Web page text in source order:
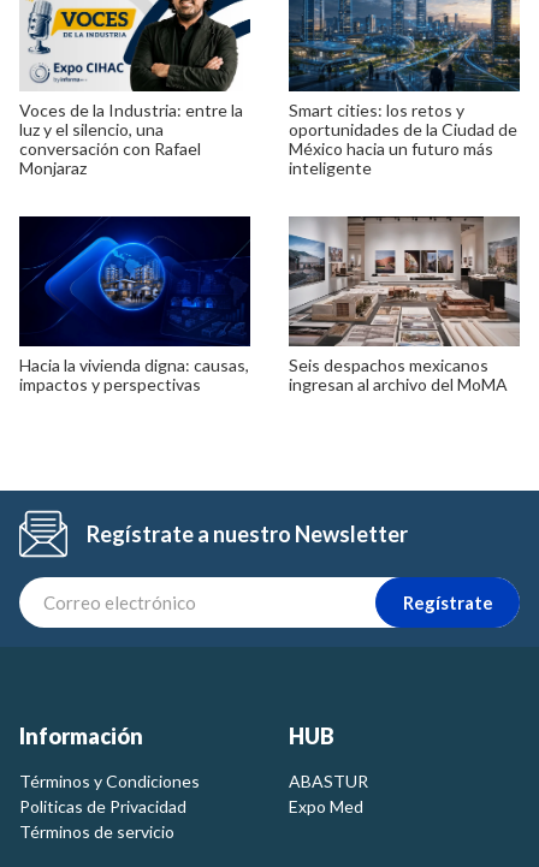
Voces de la Industria: entre la
luz y el silencio, una
conversación con Rafael
Monjaraz
Smart cities: los retos y
oportunidades de la Ciudad de
México hacia un futuro más
inteligente
Hacia la vivienda digna: causas,
impactos y perspectivas
Seis despachos mexicanos
ingresan al archivo del MoMA
Regístrate a nuestro Newsletter
Regístrate
Información
Términos y Condiciones
Politicas de Privacidad
Términos de servicio
HUB
ABASTUR
Expo Med